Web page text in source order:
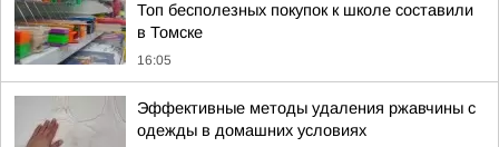
Топ бесполезных покупок к школе составили
в Томске
16:05
Эффективные методы удаления ржавчины с
одежды в домашних условиях